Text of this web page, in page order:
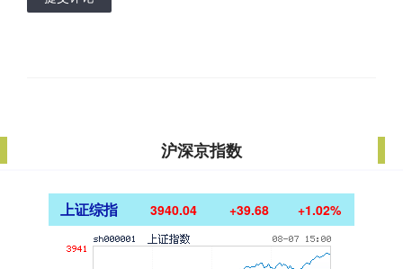
沪深京指数
上证综指 3940.04 +39.68 +1.02%